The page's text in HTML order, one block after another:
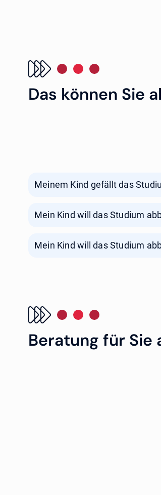
Das können Sie
Meinem Kind gefällt das
Mein Kind will das Studium
Mein Kind will das Studium
Beratung für Sie